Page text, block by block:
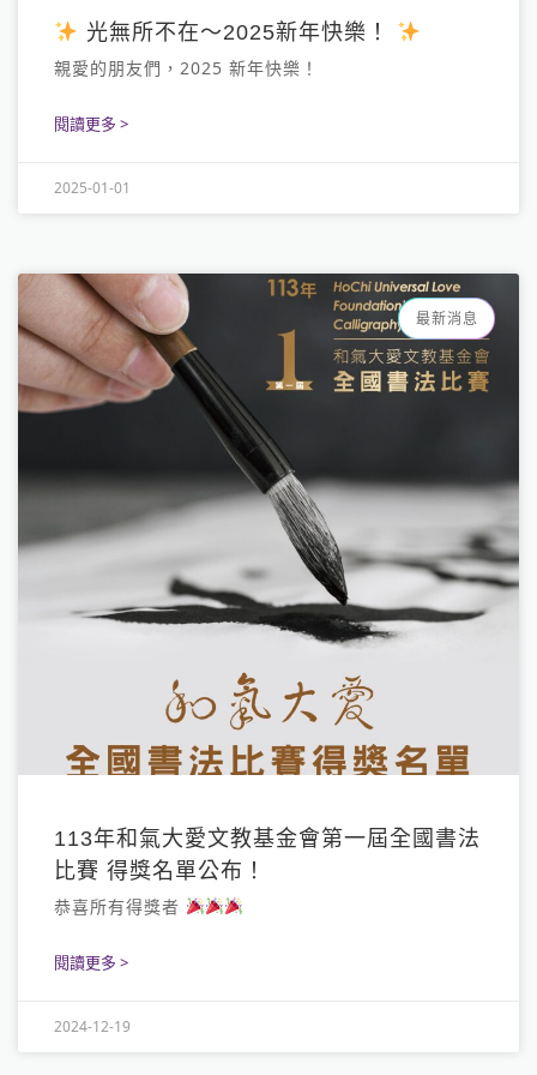
光無所不在～2025新年快樂！
親愛的朋友們，2025 新年快樂！
閱讀更多 >
2025-01-01
最新消息
113年和氣大愛文教基金會第一屆全國書法
比賽 得獎名單公布！
恭喜所有得獎者
閱讀更多 >
2024-12-19